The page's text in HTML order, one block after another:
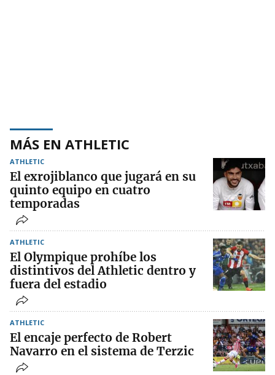
MÁS EN ATHLETIC
ATHLETIC
El exrojiblanco que jugará en su
quinto equipo en cuatro
temporadas
ATHLETIC
El Olympique prohíbe los
distintivos del Athletic dentro y
fuera del estadio
ATHLETIC
El encaje perfecto de Robert
Navarro en el sistema de Terzic